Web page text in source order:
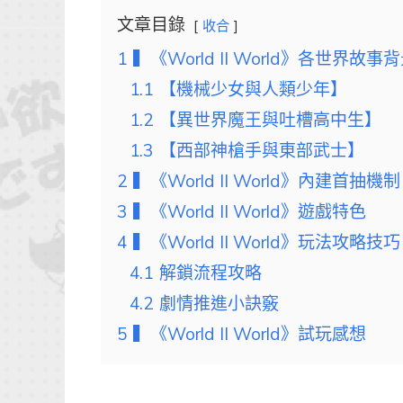
文章目錄 收合
1
▍《World II World》各世界故事
1.1
【機械少女與人類少年】
1.2
【異世界魔王與吐槽高中生】
1.3
【西部神槍手與東部武士】
2
▍《World II World》內建首抽機制
3
▍《World II World》遊戲特色
4
▍《World II World》玩法攻略技巧
4.1 解鎖流程攻略
4.2 劇情推進小訣竅
5
▍《World II World》試玩感想